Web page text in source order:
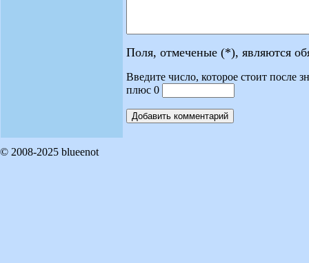
Поля, отмеченые (*), являются
Введите число, которое стоит после
плюс 0
© 2008-2025 blueenot